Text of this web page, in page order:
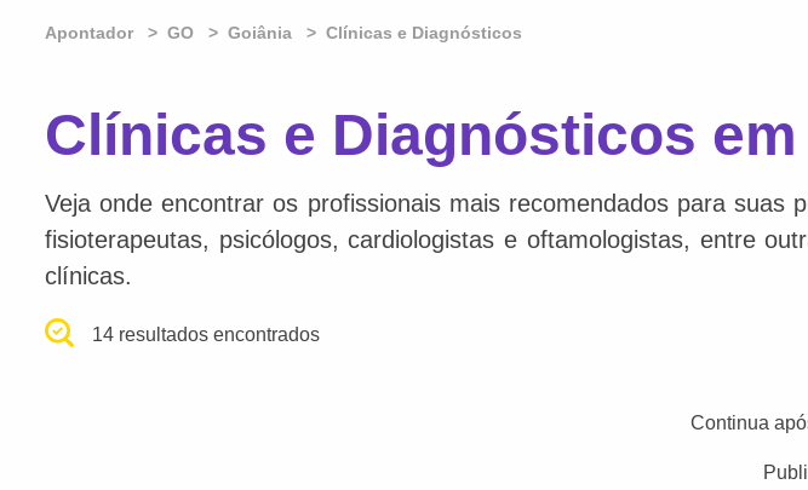
Apontador GO Goiânia Clínicas e Diagnósticos
Clínicas e Diagnósticos em
Veja onde encontrar os profissionais mais recomendados para
fisioterapeutas, psicólogos, cardiologistas e oftamologistas, entre
clínicas.
14 resultados encontrados
Continua